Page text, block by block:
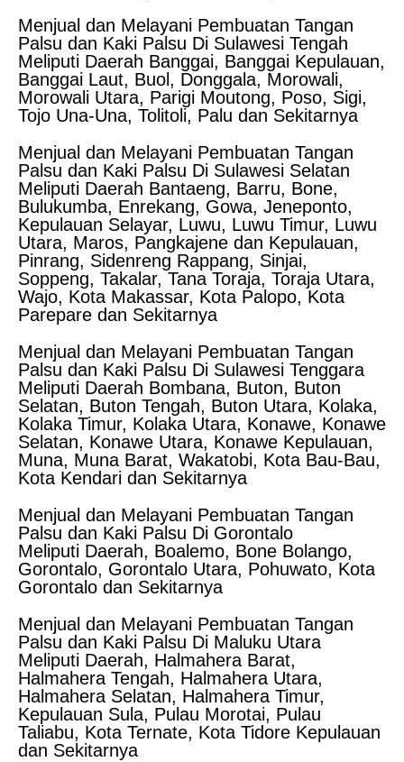
Menjual dan Melayani Pembuatan Tangan
Palsu dan Kaki Palsu Di Sulawesi Tengah
Meliputi Daerah Banggai, Banggai Kepulauan,
Banggai Laut, Buol, Donggala, Morowali,
Morowali Utara, Parigi Moutong, Poso, Sigi,
Tojo Una-Una, Tolitoli, Palu dan Sekitarnya
Menjual dan Melayani Pembuatan Tangan
Palsu dan Kaki Palsu Di Sulawesi Selatan
Meliputi Daerah Bantaeng, Barru, Bone,
Bulukumba, Enrekang, Gowa, Jeneponto,
Kepulauan Selayar, Luwu, Luwu Timur, Luwu
Utara, Maros, Pangkajene dan Kepulauan,
Pinrang, Sidenreng Rappang, Sinjai,
Soppeng, Takalar, Tana Toraja, Toraja Utara,
Wajo, Kota Makassar, Kota Palopo, Kota
Parepare dan Sekitarnya
Menjual dan Melayani Pembuatan Tangan
Palsu dan Kaki Palsu Di Sulawesi Tenggara
Meliputi Daerah Bombana, Buton, Buton
Selatan, Buton Tengah, Buton Utara, Kolaka,
Kolaka Timur, Kolaka Utara, Konawe, Konawe
Selatan, Konawe Utara, Konawe Kepulauan,
Muna, Muna Barat, Wakatobi, Kota Bau-Bau,
Kota Kendari dan Sekitarnya
Menjual dan Melayani Pembuatan Tangan
Palsu dan Kaki Palsu Di Gorontalo
Meliputi Daerah, Boalemo, Bone Bolango,
Gorontalo, Gorontalo Utara, Pohuwato, Kota
Gorontalo dan Sekitarnya
Menjual dan Melayani Pembuatan Tangan
Palsu dan Kaki Palsu Di Maluku Utara
Meliputi Daerah, Halmahera Barat,
Halmahera Tengah, Halmahera Utara,
Halmahera Selatan, Halmahera Timur,
Kepulauan Sula, Pulau Morotai, Pulau
Taliabu, Kota Ternate, Kota Tidore Kepulauan
dan Sekitarnya